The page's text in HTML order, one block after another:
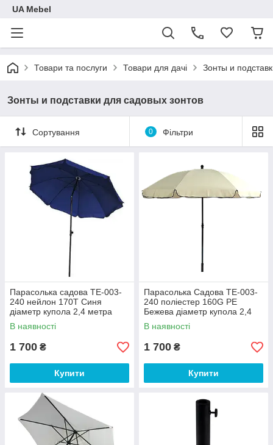
UA Mebel
Товари та послуги Товари для дачі Зонты и
Зонты и подставки для садовых зонтов
Сортування 0 Фільтри
Парасолька садова TE-003-
240 нейлон 170Т Синя
діаметр купола 2,4 метра
(Time EcoTM)
В наявності
1 700 ₴
Купити
Парасолька Садова ТЕ-003-
240 поліестер 160G PE
Бежева діаметр купола 2,4
метра (Time EcoTM)
В наявності
1 700 ₴
Купити